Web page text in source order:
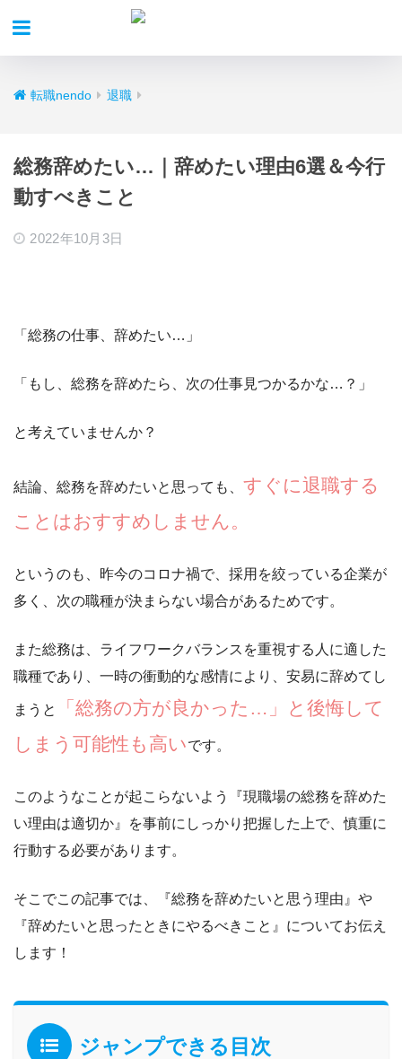
転職nendo 退職
総務辞めたい…｜辞めたい理由6選＆今行
動すべきこと
2022年10月3日
「 総務の仕事、辞めたい… 」
「 もし、総務を辞めたら、次の仕事見つかるかな…？ 」
と考えていませんか？
結論、総務を辞めたいと思っても、 すぐに退職する
ことはおすすめしません。
というのも、昨今のコロナ禍で、採用を絞っている企業が
多く、 次の職種が決まらない場合があるためです。
また総務は、ライフワークバランスを重視する人に適した
職種であり、一時の衝動的な感情により、安易に辞めてし
まうと
「総務の方が良かった…」と後悔して
しまう可能性も高いです。
このようなことが起こらないよう『現職場の総務を辞めた
い理由は適切か 』を事前にしっかり把握した上で、慎重に
行動する必要があります。
そこでこの記事では、『総務を辞めたいと思う理由 』や
『辞めたいと思ったときにやるべきこと 』についてお伝え
します！
ジャンプできる目次